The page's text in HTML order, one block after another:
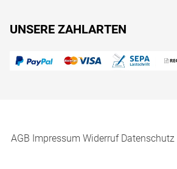
UNSERE ZAHLARTEN
AGB Impressum Widerruf Datenschutz